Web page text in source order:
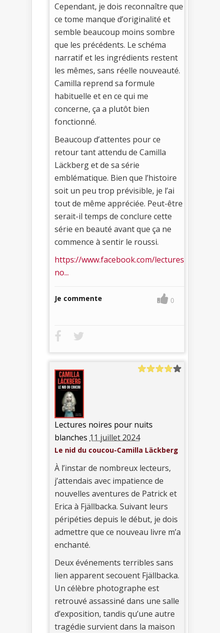
Cependant, je dois reconnaître que
ce tome manque d’originalité et
semble beaucoup moins sombre
que les précédents. Le schéma
narratif et les ingrédients restent
les mêmes, sans réelle nouveauté.
Camilla reprend sa formule
habituelle et en ce qui me
concerne, ça a plutôt bien
fonctionné.
Beaucoup d’attentes pour ce
retour tant attendu de Camilla
Läckberg et de sa série
emblématique. Bien que l’histoire
soit un peu trop prévisible, je l’ai
tout de même appréciée. Peut-être
serait-il temps de conclure cette
série en beauté avant que ça ne
commence à sentir le roussi.
https://www.facebook.com/lectures
no...
Je commente 0
Lectures noires pour nuits
blanches 11 juillet 2024
Le nid du coucou-Camilla Läckberg
À l’instar de nombreux lecteurs,
j’attendais avec impatience de
nouvelles aventures de Patrick et
Erica à Fjällbacka. Suivant leurs
péripéties depuis le début, je dois
admettre que ce nouveau livre m’a
enchanté.
Deux événements terribles sans
lien apparent secouent Fjällbacka.
Un célèbre photographe est
retrouvé assassiné dans une salle
d’exposition, tandis qu’une autre
tragédie survient dans la maison